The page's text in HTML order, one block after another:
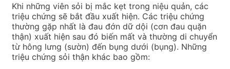
Khi những viên sỏi bị mắc kẹt trong niệu quản, các
triệu chứng sẽ bắt đầu xuất hiện. Các triệu chứng
thường gặp nhất là đau đớn dữ dội (cơn đau quặn
thận) xuất hiện sau đó biến mất và thường di chuyển
từ hông lưng (sườn) đến bụng dưới (bụng). Những
triệu chứng sỏi thận khác bao gồm: